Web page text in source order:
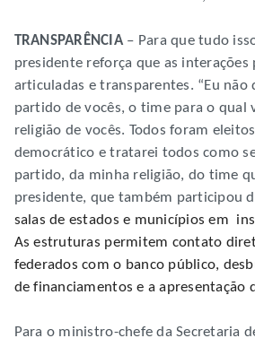
TRANSPARÊNCIA – Para que tudo
presidente reforça que as interações
articuladas e transparentes. “Eu não
partido de vocês, o time para o qual
religião de vocês. Todos foram
democrático e tratarei todos como
partido, da minha religião, do time
presidente, que também participou
salas de estados e municípios em
As estruturas permitem contato
federados com o banco público,
de financiamentos e a apresentação
Para o ministro-chefe da Secretaria